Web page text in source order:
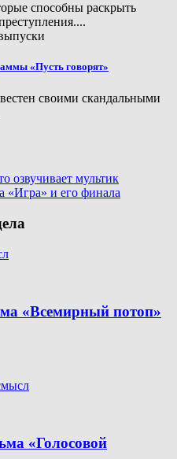
способны раскрыть
«Пусть говорят»
своими скандальными
озвучивает мультик
и его финала
«Всемирный потоп»
«Голосовой